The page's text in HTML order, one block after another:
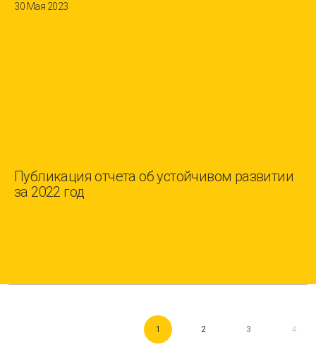
30 Мая 2023
Публикация отчета об устойчивом развитии
за 2022 год
1 2 3 4